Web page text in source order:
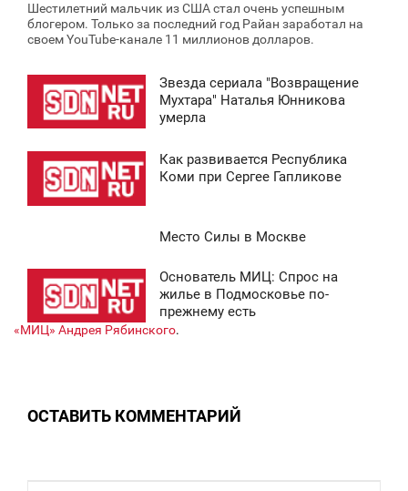
Шестилетний мальчик из США стал очень успешным
блогером. Только за последний год Райан заработал на
своем YouTube-канале 11 миллионов долларов.
Звезда сериала "Возвращение
Мухтара" Наталья Юнникова
умерла
Как развивается Республика
Коми при Сергее Гапликове
Место Силы в Москве
Основатель МИЦ: Спрос на
жилье в Подмосковье по-
прежнему есть
«МИЦ» Андрея Рябинского.
ОСТАВИТЬ КОММЕНТАРИЙ